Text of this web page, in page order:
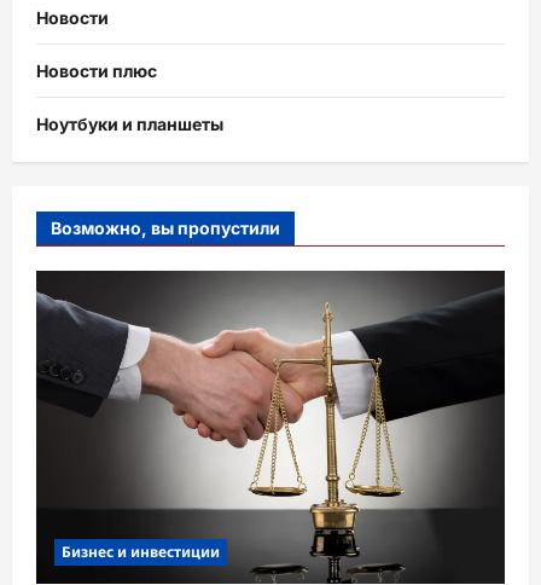
Новости
Новости плюс
Ноутбуки и планшеты
Возможно, вы пропустили
Бизнес и инвестиции